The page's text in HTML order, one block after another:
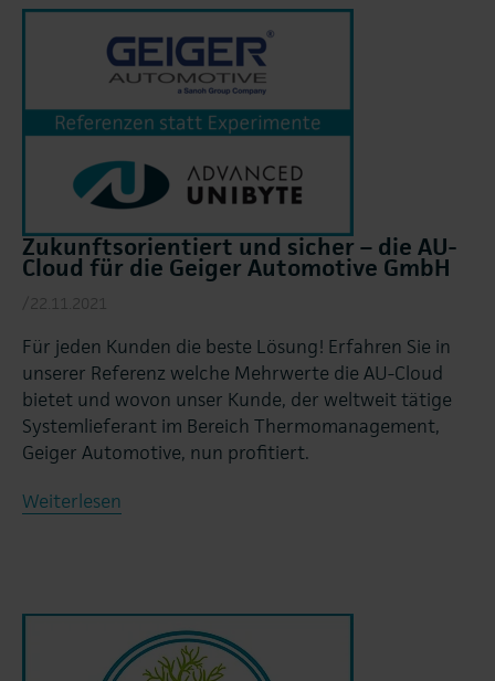
Zukunftsorientiert und sicher – die AU-
Cloud für die Geiger Automotive GmbH
/22.11.2021
Für jeden Kunden die beste Lösung! Erfahren Sie in
unserer Referenz welche Mehrwerte die AU-Cloud
bietet und wovon unser Kunde, der weltweit tätige
Systemlieferant im Bereich Thermomanagement,
Geiger Automotive, nun profitiert.
Weiterlesen